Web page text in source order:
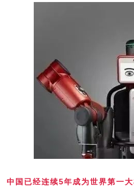
中国已经连续5年成为世界第一